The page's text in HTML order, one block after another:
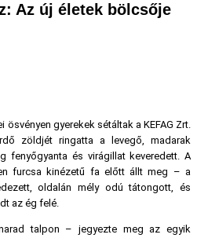
Az új életek bölcsője
gyerekek sétáltak a KEFAG Zrt.
zöldjét ringatta a levegő, madarak
fenyőgyanta és virágillat keveredett. A
furcsa kinézetű fa előtt állt meg – a
oldalán mély odú tátongott, és
az ég felé.
talpon – jegyezte meg az egyik